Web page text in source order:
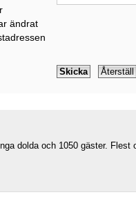
ändrat
dolda och 1050 gäster. Flest